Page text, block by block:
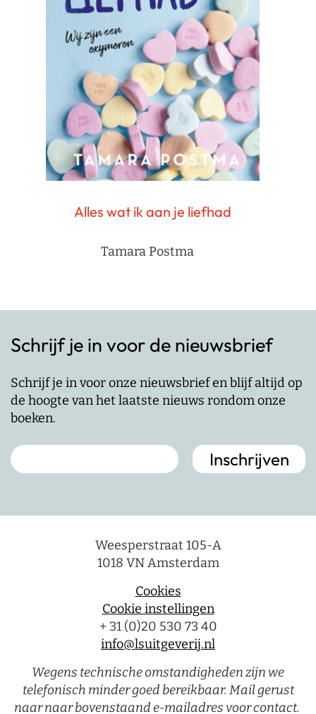
Alles wat ik aan je liefhad
Tamara Postma
Schrijf je in voor de nieuwsbrief
Schrijf je in voor onze nieuwsbrief en blijf altijd op
de hoogte van het laatste nieuws rondom onze
boeken.
Weesperstraat 105-A
1018 VN Amsterdam
Cookies
Cookie instellingen
+ 31 (0)20 530 73 40
info@lsuitgeverij.nl
Wegens technische omstandigheden zijn we
telefonisch minder goed bereikbaar. Mail gerust
naar naar bovenstaand e-mailadres voor contact.